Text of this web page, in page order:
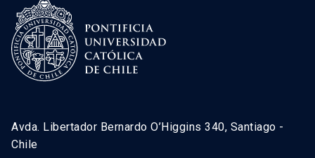
Avda. Libertador Bernardo O’Higgins 340, Santiago -
Chile